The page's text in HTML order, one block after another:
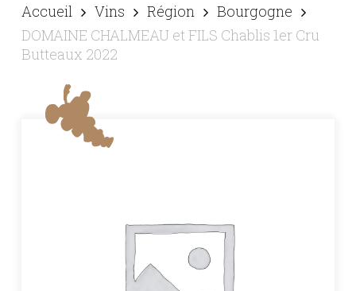
Accueil Vins Région
Bourgogne
DOMAINE CHALMEAU et FILS Chablis 1er Cru
Butteaux 2022